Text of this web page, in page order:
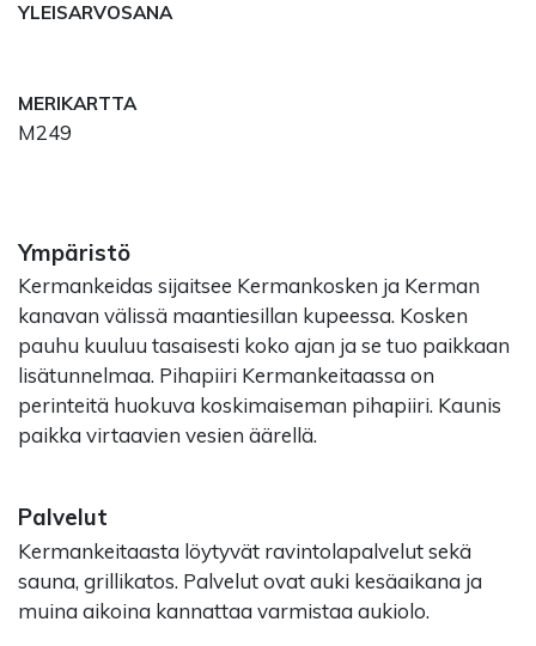
YLEISARVOSANA
MERIKARTTA
M249
Ympäristö
Kermankeidas sijaitsee Kermankosken ja Kerman
kanavan välissä maantiesillan kupeessa. Kosken
pauhu kuuluu tasaisesti koko ajan ja se tuo paikkaan
lisätunnelmaa. Pihapiiri Kermankeitaassa on
perinteitä huokuva koskimaiseman pihapiiri. Kaunis
paikka virtaavien vesien äärellä.
Palvelut
Kermankeitaasta löytyvät ravintolapalvelut sekä
sauna, grillikatos. Palvelut ovat auki kesäaikana ja
muina aikoina kannattaa varmistaa aukiolo.